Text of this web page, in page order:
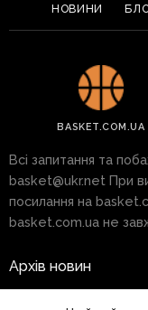
НОВИНИ
BASKET.COM.UA
Всі запитання та
basket@ukr.net При
посилання на
basket.com.ua не
Архів новин